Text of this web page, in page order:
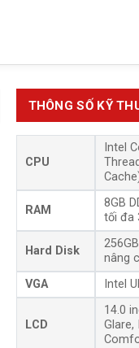
THÔNG SỐ KỸ
CPU
Intel
RAM
8GB
tối đa
Hard Disk
nâng
VGA
Intel
LCD
14.0
Glare,